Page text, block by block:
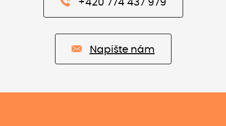
+420 774 437 979
Napište nám